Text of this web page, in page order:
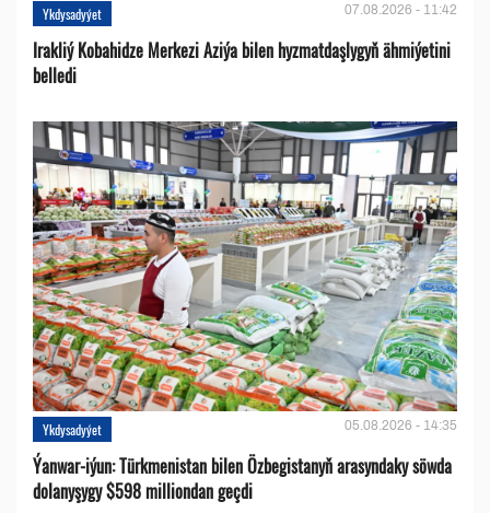
Ykdysadyýet 07.08.2026 - 11:42
Irakliý Kobahidze Merkezi Aziýa bilen hyzmatdaşlygyň ähmiýetini
belledi
Ykdysadyýet 05.08.2026 - 14:35
Ýanwar-iýun: Türkmenistan bilen Özbegistanyň arasyndaky söwda
dolanyşygy $598 milliondan geçdi